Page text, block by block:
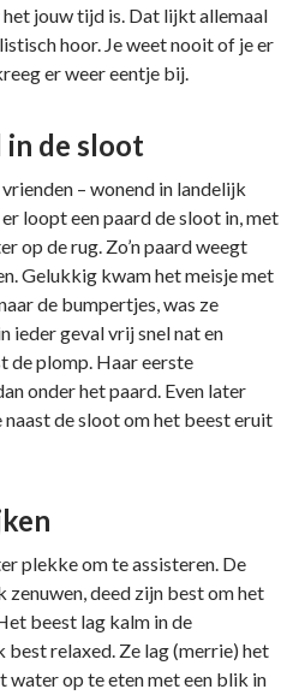
jouw tijd is. Dat lijkt allemaal
hoor. Je weet nooit of je er
er weer eentje bij.
in de sloot
– wonend in landelijk
loopt een paard de sloot in, met
op de rug. Zo’n paard weegt
Gelukkig kwam het meisje met
de bumpertjes, was ze
ieder geval vrij snel nat en
de plomp. Haar eerste
onder het paard. Even later
naast de sloot om het beest eruit
plekke om te assisteren. De
zenuwen, deed zijn best om het
beest lag kalm in de
relaxed. Ze lag (merrie) het
water op te eten met een blik in